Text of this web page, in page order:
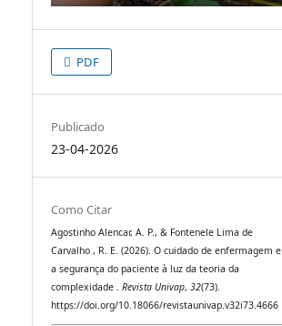
PDF
Publicado
23-04-2026
Como Citar
Agostinho Alencar, A. P., & Fontenele Lima de
Carvalho , R. E. (2026). O cuidado de enfermagem e
a segurança do paciente à luz da teoria da
complexidade .Revista Univap,32(73).
https://doi.org/10.18066/revistaunivap.v32i73.4666